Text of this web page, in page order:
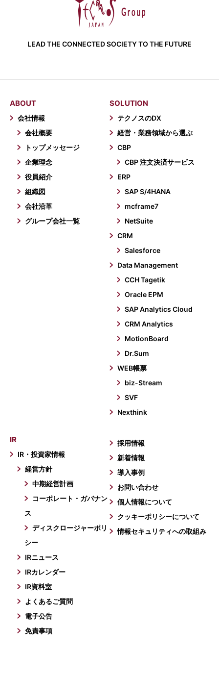
LEAD THE CONNECTED SOCIETY TO THE FUTURE
ABOUT
会社情報
会社概要
トップメッセージ
企業理念
役員紹介
組織図
会社沿革
グループ会社一覧
SOLUTION
テクノスのDX
経営・業務領域から選ぶ
CBP
CBP 注文決済サービス
ERP
SAP S/4HANA
mcframe7
NetSuite
CRM
Salesforce
Data Management
CCH Tagetik
Oracle EPM
SAP Analytics Cloud
CRM Analytics
MotionBoard
Dr.Sum
WEB帳票
biz-Stream
SVF
Nexthink
IR
IR・投資家情報
経営方針
中期経営計画
コーポレート・ガバナン
ス
ディスクロージャーポリ
シー
IRニュース
IRカレンダー
IR資料室
よくあるご質問
電子公告
免責事項
採用情報
新着情報
導入事例
お問い合わせ
個人情報について
クッキーポリシーについて
情報セキュリティへの取組み